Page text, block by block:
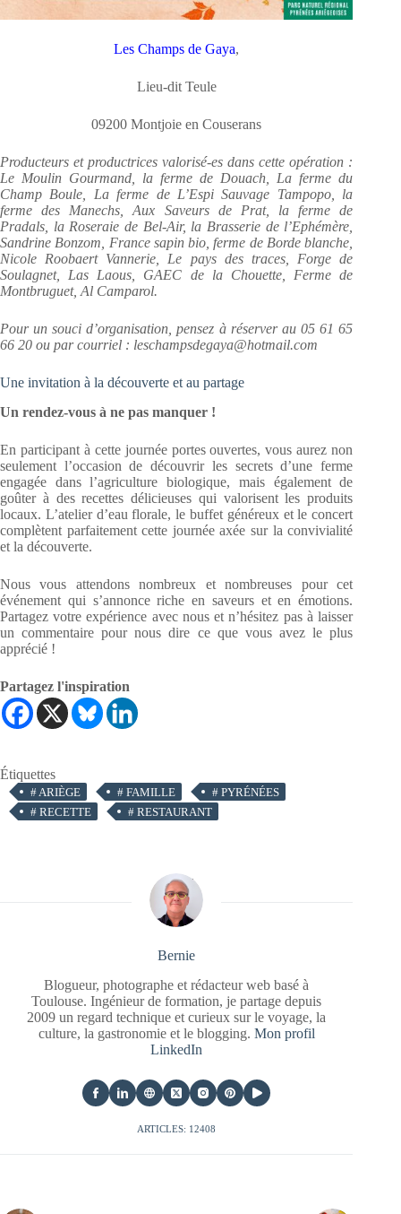
Les Champs de Gaya,
Lieu-dit Teule
09200 Montjoie en Couserans
Producteurs et productrices valorisé-es dans cette opération :
Le Moulin Gourmand, la ferme de Douach, La ferme du
Champ Boule, La ferme de L’Espi Sauvage Tampopo, la
ferme des Manechs, Aux Saveurs de Prat, la ferme de
Pradals, la Roseraie de Bel-Air, la Brasserie de l’Ephémère,
Sandrine Bonzom, France sapin bio, ferme de Borde blanche,
Nicole Roobaert Vannerie, Le pays des traces, Forge de
Soulagnet, Las Laous, GAEC de la Chouette, Ferme de
Montbruguet, Al Camparol.
Pour un souci d’organisation, pensez à réserver au 05 61 65
66 20 ou par courriel : leschampsdegaya@hotmail.com
Une invitation à la découverte et au partage
Un rendez-vous à ne pas manquer !
En participant à cette journée portes ouvertes, vous aurez non
seulement l’occasion de découvrir les secrets d’une ferme
engagée dans l’agriculture biologique, mais également de
goûter à des recettes délicieuses qui valorisent les produits
locaux. L’atelier d’eau florale, le buffet généreux et le concert
complètent parfaitement cette journée axée sur la convivialité
et la découverte.
Nous vous attendons nombreux et nombreuses pour cet
événement qui s’annonce riche en saveurs et en émotions.
Partagez votre expérience avec nous et n’hésitez pas à laisser
un commentaire pour nous dire ce que vous avez le plus
apprécié !
Partagez l'inspiration
Étiquettes
#ARIÈGE # FAMILLE # PYRÉNÉES
# RECETTE # RESTAURANT
Bernie
Blogueur, photographe et rédacteur web basé à
Toulouse. Ingénieur de formation, je partage depuis
2009 un regard technique et curieux sur le voyage, la
culture, la gastronomie et le blogging. Mon profil
LinkedIn
ARTICLES: 12408